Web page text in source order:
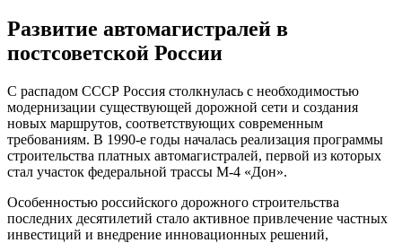
Развитие автомагистралей в
постсоветской России
С распадом СССР Россия столкнулась с необходимостью
модернизации существующей дорожной сети и создания
новых маршрутов, соответствующих современным
требованиям. В 1990-е годы началась реализация программы
строительства платных автомагистралей, первой из которых
стал участок федеральной трассы М-4 «Дон».
Особенностью российского дорожного строительства
последних десятилетий стало активное привлечение частных
инвестиций и внедрение инновационных решений,